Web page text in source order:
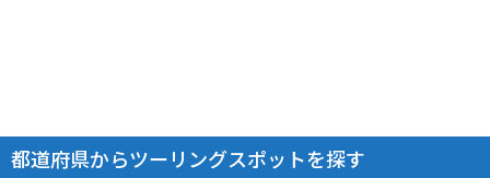
都道府県からツーリングスポットを探す